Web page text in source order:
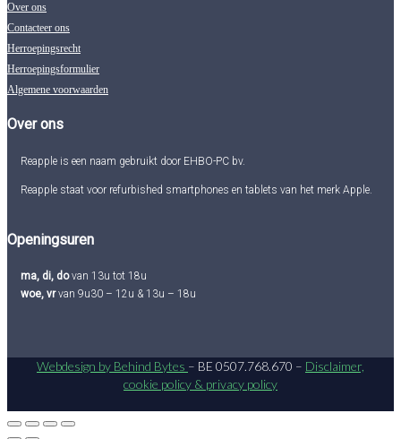
Over ons
Contacteer ons
Herroepingsrecht
Herroepingsformulier
Algemene voorwaarden
Over ons
Reapple is een naam gebruikt door EHBO-PC bv.
Reapple staat voor refurbished smartphones en tablets van het merk Apple.
Openingsuren
ma, di, dovan 13u tot 18u
woe, vrvan 9u30 – 12u & 13u – 18u
Webdesign by Behind Bytes – BE 0507.768.670 – Disclaimer,
cookie policy & privacy policy